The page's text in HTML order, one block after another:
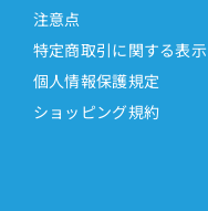
注意点
特定商取引に関する表示
個人情報保護規定
ショッピング規約